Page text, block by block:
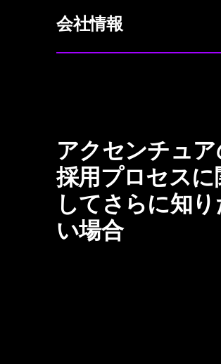
会社情報
アクセンチュア
採用プロセスに
してさらに知り
い場合